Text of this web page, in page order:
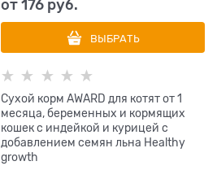
от176 руб.
ВЫБРАТЬ
Сухой корм AWARD для котят от 1
месяца, беременных и кормящих
кошек с индейкой и курицей с
добавлением семян льна Healthy
growth